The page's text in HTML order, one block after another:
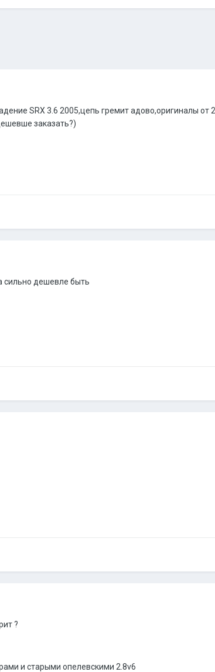
SRX 3.6 2005,цепь гремит адово,оригиналы
заказать?)
сильно дешевле быть
?
и старыми опелевскими 2.8v6